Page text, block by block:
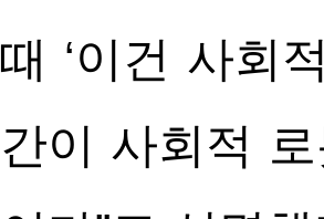
때 ‘이건 사회
간이 사회적